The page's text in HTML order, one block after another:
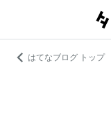
はてなブログ トップ